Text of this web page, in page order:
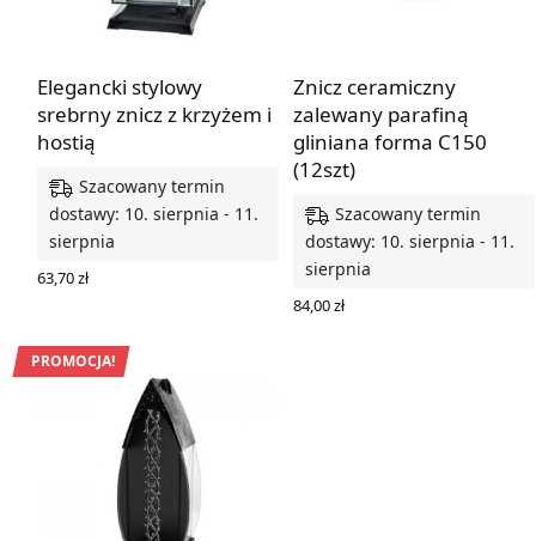
Elegancki stylowy
srebrny znicz z krzyżem i
hostią
Szacowany termin
dostawy: 10. sierpnia - 11.
sierpnia
63,70zł
Znicz ceramiczny
zalewany parafiną
gliniana forma C150
(12szt)
Szacowany termin
dostawy: 10. sierpnia - 11.
sierpnia
84,00zł
PROMOCJA!